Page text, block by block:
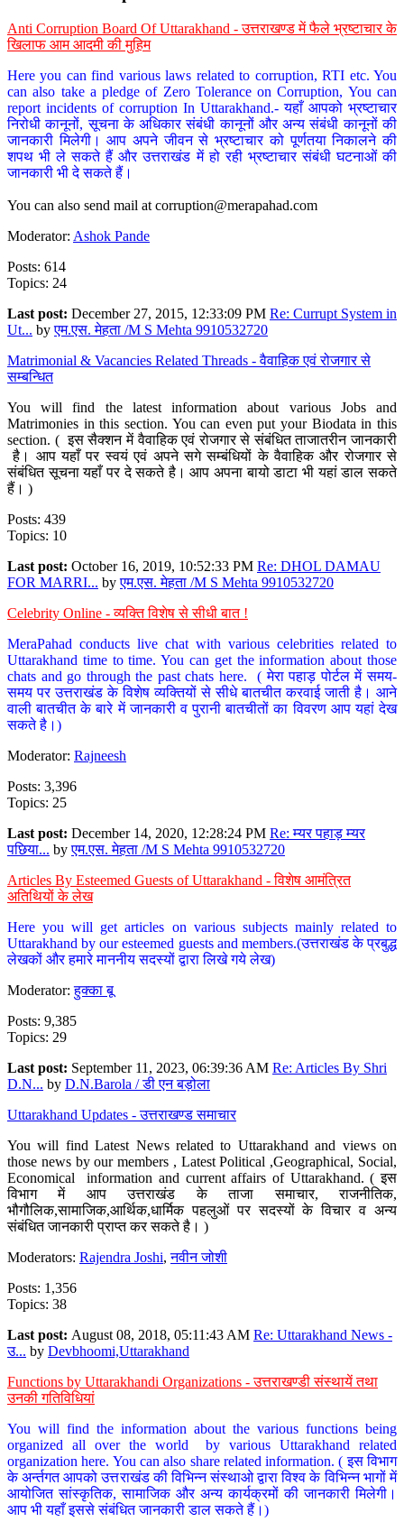
Anti Corruption Board Of Uttarakhand - उत्तराखण्ड में फैले भ्रष्टाचार के
खिलाफ आम आदमी की मुहिम
Here you can find various laws related to corruption, RTI etc. You
can also take a pledge of Zero Tolerance on Corruption, You can
report incidents of corruption In Uttarakhand.- यहाँ आपको भ्रष्टाचार
निरोधी कानूनों, सूचना के अधिकार संबंधी कानूनों और अन्य संबंधी कानूनों की
जानकारी मिलेगी। आप अपने जीवन से भ्रष्टाचार को पूर्णतया निकालने की
शपथ भी ले सकते हैं और उत्तराखंड में हो रही भ्रष्टाचार संबंधी घटनाओं की
जानकारी भी दे सकते हैं।
You can also send mail at corruption@merapahad.com
Moderator: Ashok Pande
Posts: 614
Topics: 24
Last post: December 27, 2015, 12:33:09 PM Re: Currupt System in
Ut... byएम.एस. मेहता /M S Mehta 9910532720
Matrimonial & Vacancies Related Threads - वैवाहिक एवं रोजगार से
सम्बन्धित
You will find the latest information about various Jobs and
Matrimonies in this section. You can even put your Biodata in this
section. ( इस सैक्शन में वैवाहिक एवं रोजगार से संबंधित ताजातरीन जानकारी
है। आप यहाँ पर स्वयं एवं अपने सगे सम्बंधियों के वैवाहिक और रोजगार से
संबंधित सूचना यहाँ पर दे सकते है। आप अपना बायो डाटा भी यहां डाल सकते
हैं। )
Posts: 439
Topics: 10
Last post: October 16, 2019, 10:52:33 PM Re: DHOL DAMAU
FOR MARRI... byएम.एस. मेहता /M S Mehta 9910532720
Celebrity Online - व्यक्ति विशेष से सीधी बात !
MeraPahad conducts live chat with various celebrities related to
Uttarakhand time to time. You can get the information about those
chats and go through the past chats here. ( मेरा पहाड़ पोर्टल में समय-
समय पर उत्तराखंड के विशेष व्यक्तियों से सीधे बातचीत करवाई जाती है। आने
वाली बातचीत के बारे में जानकारी व पुरानी बातचीतों का विवरण आप यहां देख
सकते है।)
Moderator: Rajneesh
Posts: 3,396
Topics: 25
Last post: December 14, 2020, 12:28:24 PM Re: म्यर पहाड़ म्यर
पछिया... byएम.एस. मेहता /M S Mehta 9910532720
Articles By Esteemed Guests of Uttarakhand - विशेष आमंत्रित
अतिथियों के लेख
Here you will get articles on various subjects mainly related to
Uttarakhand by our esteemed guests and members.(उत्तराखंड के प्रबुद्ध
लेखकों और हमारे माननीय सदस्यों द्वारा लिखे गये लेख)
Moderator:हुक्का बू
Posts: 9,385
Topics: 29
Last post: September 11, 2023, 06:39:36 AM Re: Articles By Shri
D.N... by D.N.Barola / डी एन बड़ोला
Uttarakhand Updates - उत्तराखण्ड समाचार
You will find Latest News related to Uttarakhand and views on
those news by our members , Latest Political ,Geographical, Social,
Economical information and current affairs of Uttarakhand. ( इस
विभाग में आप उत्तराखंड के ताजा समाचार, राजनीतिक,
भौगौलिक,सामाजिक,आर्थिक,धार्मिक पहलुओं पर सदस्यों के विचार व अन्य
संबंधित जानकारी प्राप्त कर सकते है। )
Moderators: Rajendra Joshi,नवीन जोशी
Posts: 1,356
Topics: 38
Last post: August 08, 2018, 05:11:43 AM Re: Uttarakhand News -
उ... by Devbhoomi,Uttarakhand
Functions by Uttarakhandi Organizations - उत्तराखण्डी संस्थायें तथा
उनकी गतिविधियां
You will find the information about the various functions being
organized all over the world by various Uttarakhand related
organization here. You can also share related information. ( इस विभाग
के अर्न्तगत आपको उत्तराखंड की विभिन्न संस्थाओ द्वारा विश्व के विभिन्न भागों में
आयोजित सांस्कृतिक, सामाजिक और अन्य कार्यक्रमों की जानकारी मिलेगी।
आप भी यहाँ इससे संबंधित जानकारी डाल सकते हैं।)